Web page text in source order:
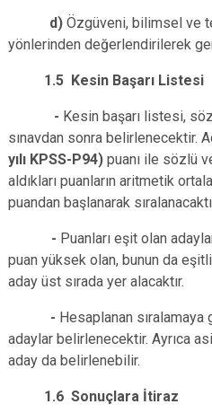
d)Özgüveni, bilimsel ve
yönlerinden değerlendirilerek
1.5 Kesin Başarı Listesi
- Kesin başarı listesi,
sınavdan sonra belirlenecektir.
yılı KPSS-P94) puanı ile sözlü
aldıkları puanların aritmetik
puandan başlanarak
- Puanları eşit olan
puan yüksek olan, bunun da
aday üst sırada yer alacaktır.
- Hesaplanan sıralamaya
adaylar belirlenecektir. Ayrıca
aday da belirlenebilir.
1.6 Sonuçlara İtiraz